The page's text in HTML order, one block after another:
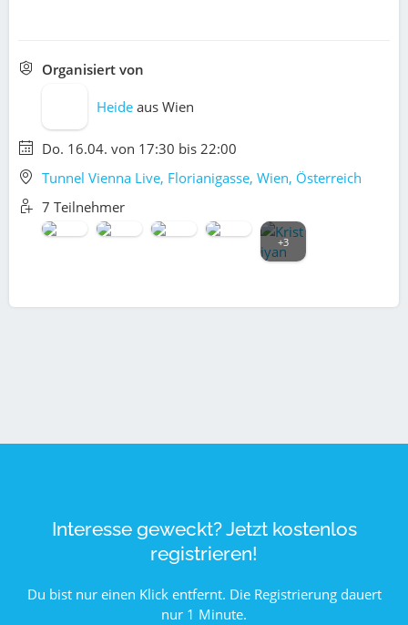
Organisiert von
Heide aus Wien
Do. 16.04. von 17:30 bis 22:00
Tunnel Vienna Live, Florianigasse, Wien, Österreich
7 Teilnehmer
+3
Interesse geweckt? Jetzt kostenlos
registrieren!
Du bist nur einen Klick entfernt. Die Registrierung dauert
nur 1 Minute.